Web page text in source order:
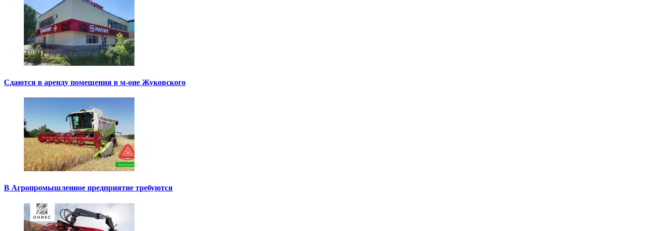
Сдаются в аренду помещения в м-оне Жуковского
В Агропромышленное предприятие требуются